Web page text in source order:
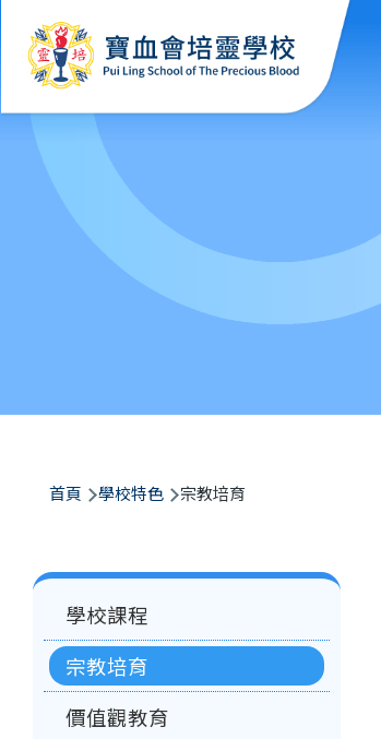
移至主內容
航
結
首頁 學校特色 宗教培育
Main
navigation
學校課程
宗教培育
價值觀教育